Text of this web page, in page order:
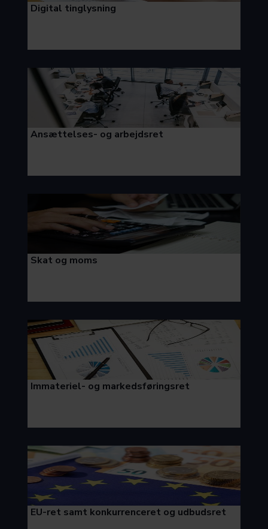
Digital tinglysning
Ansættelses- og arbejdsret
Skat og moms
Immateriel- og markedsføringsret
EU-ret samt konkurrenceret og udbudsret